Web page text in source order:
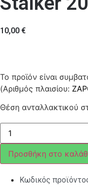
10,00 €
Το προϊόν είναι
(Αριθμός πλαισίου:
Θέση ανταλλακτικού
ΜΑΝΕΤΑ
ΑΡ
ΖΙΡ
CAT-
STALK
1
ποσότητα
Προσθήκη στο
Κωδικός